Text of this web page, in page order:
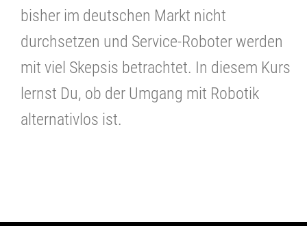
bisher im deutschen Markt nicht
durchsetzen und Service-Roboter werden
mit viel Skepsis betrachtet. In diesem Kurs
lernst Du, ob der Umgang mit Robotik
alternativlos ist.